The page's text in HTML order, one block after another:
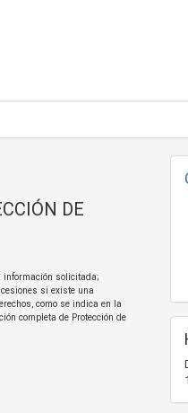
DE
información solicitada;
si existe una
como se indica en la
completa de Protección de